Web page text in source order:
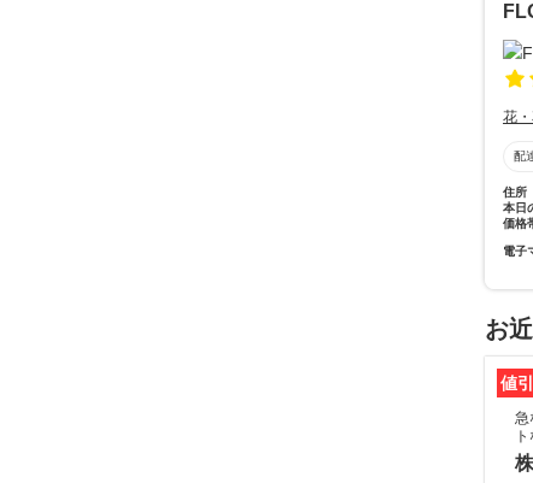
花
配
住所
本日
価格
電子
お
値引
急